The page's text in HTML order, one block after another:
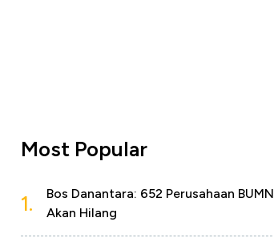
Most Popular
1.
Bos Danantara: 652 Perusahaan BUMN
Akan Hilang